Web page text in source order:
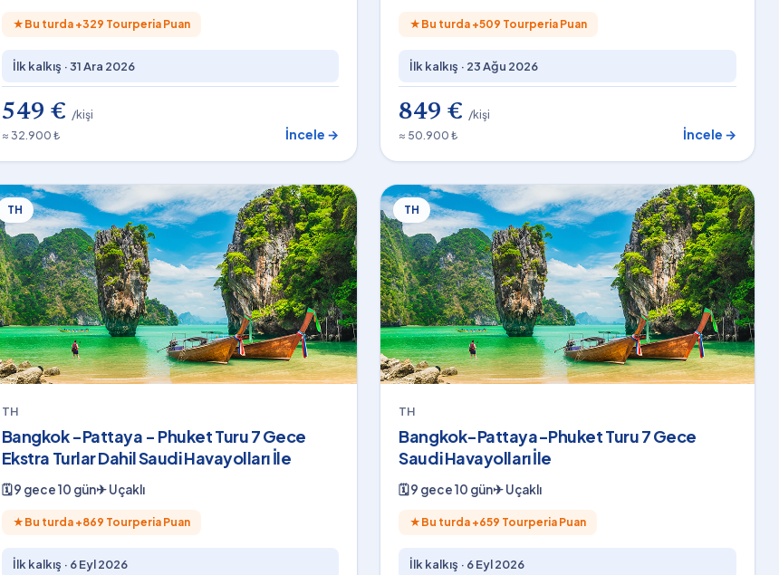
★ Bu turda +329 Tourperia Puan
İlk kalkış ·31 Ara 2026
549 € /kişi
≈ 32.900 ₺
İncele →
★ Bu turda +509 Tourperia Puan
İlk kalkış · 23 Ağu 2026
849 € /kişi
≈ 50.900 ₺
İncele →
TH
TH
Bangkok -Pattaya - Phuket Turu 7 Gece
Ekstra Turlar Dahil Saudi Havayolları İle
🗓9 gece 10 gün✈Uçaklı
★ Bu turda +869 Tourperia Puan
İlk kalkış · 6 Eyl 2026
TH
TH
Bangkok-Pattaya-Phuket Turu 7 Gece
Saudi Havayolları İle
🗓9 gece 10 gün✈Uçaklı
★ Bu turda +659 Tourperia Puan
İlk kalkış · 6 Eyl 2026